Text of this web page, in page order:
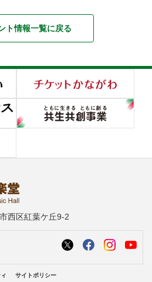
ト情報一覧に戻る
西区紅葉ケ丘9-2
サイトポリシー